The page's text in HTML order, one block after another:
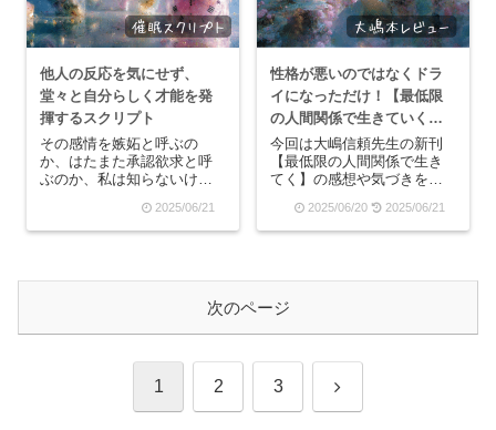
話...
他人の反応を気にせず、
堂々と自分らしく才能を発
揮するスクリプト
その感情を嫉妬と呼ぶの
か、はたまた承認欲求と呼
ぶのか、私は知らないけれ
くしていると、自分もその
中に混ぜてもらいたいと思
形となって、今、私は右手
2025/06/21
性格が悪いのではなくドラ
イになっただけ！【最低限
の人間関係で生きていく】
レビュー
今回は大嶋信頼先生の新刊
【最低限の人間関係で生き
てく】の感想や気づきをシ
どんな本？2025年５月にク
ロスメディア・パブリッシ
す。ビジネス書っぽい表紙
で今までと印象が違い...
2025/06/20 2025/06/21
次のページ
1 2 3 次